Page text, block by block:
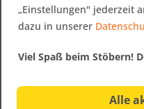
„Einstellungen" jederzeit
dazu in unserer
Viel Spaß beim Stöbern!
Alle